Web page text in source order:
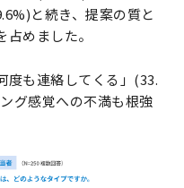
と続き、提案の質と
めました。
度も連絡してくる」(33.
グ感覚への不満も根強